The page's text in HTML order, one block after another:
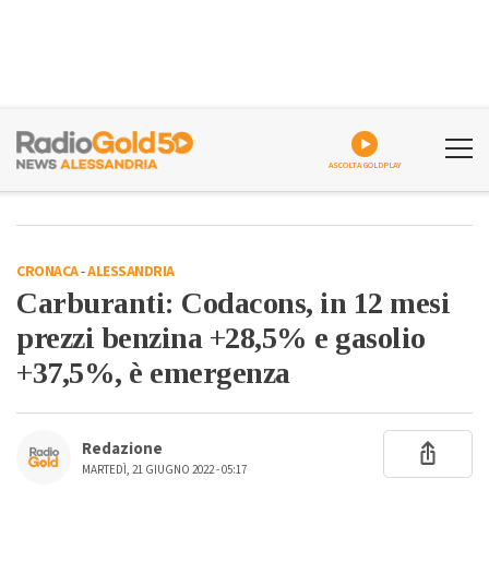
ASCOLTA GOLDPLAY
CRONACA-ALESSANDRIA
Carburanti: Codacons, in 12 mesi
prezzi benzina +28,5% e gasolio
+37,5%, è emergenza
Redazione
MARTEDÌ, 21 GIUGNO 2022 - 05:17